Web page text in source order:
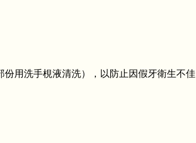
用洗手梘液清洗），以防止因假牙衛生不佳